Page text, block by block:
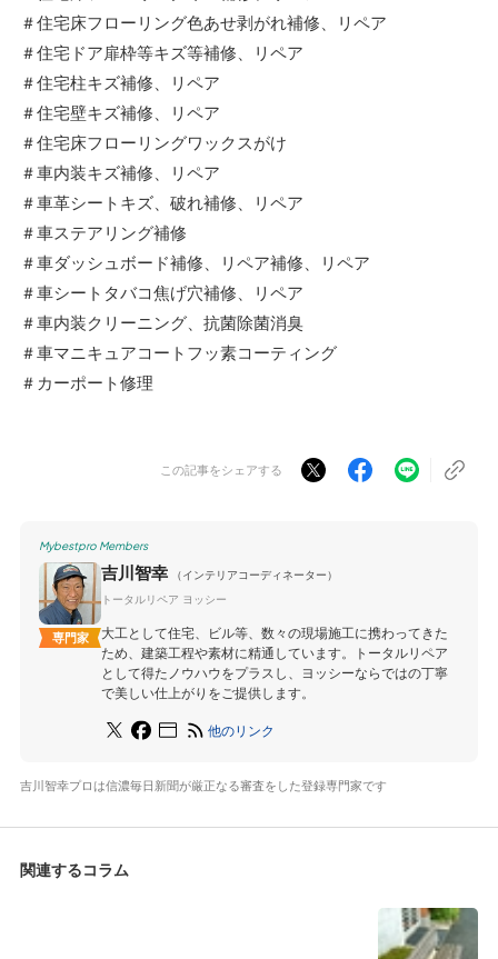
＃住宅床フローリング色あせ剥がれ補修、リペア
＃住宅ドア扉枠等キズ等補修、リペア
＃住宅柱キズ補修、リペア
＃住宅壁キズ補修、リペア
＃住宅床フローリングワックスがけ
＃車内装キズ補修、リペア
＃車革シートキズ、破れ補修、リペア
＃車ステアリング補修
＃車ダッシュボード補修、リペア補修、リペア
＃車シートタバコ焦げ穴補修、リペア
＃車内装クリーニング、抗菌除菌消臭
＃車マニキュアコートフッ素コーティング
＃カーポート修理
この記事をシェアする
Mybestpro Members
専門家
吉川智幸
（インテリアコーディネーター）
トータルリペア ヨッシー
大工として住宅、ビル等、数々の現場施工に携わってきた
ため、建築工程や素材に精通しています。トータルリペア
として得たノウハウをプラスし、ヨッシーならではの丁寧
で美しい仕上がりをご提供します。
他のリンク
吉川智幸プロは信濃毎日新聞が厳正なる審査をした登録専門家です
関連するコラム